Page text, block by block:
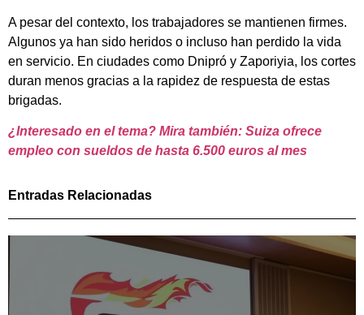
A pesar del contexto, los trabajadores se mantienen firmes.
Algunos ya han sido heridos o incluso han perdido la vida
en servicio. En ciudades como Dnipró y Zaporiyia, los cortes
duran menos gracias a la rapidez de respuesta de estas
brigadas.
¿Interesado en el tema? Mira también: Suiza ofrece
empleo con sueldos de hasta 6.500 euros al mes
Entradas Relacionadas